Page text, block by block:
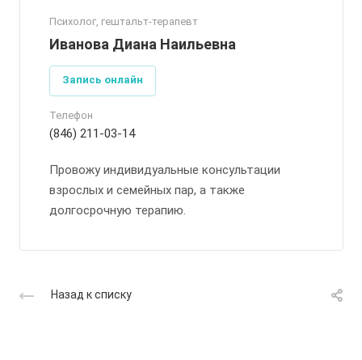
Психолог, гештальт-терапевт
Иванова Диана Наильевна
Запись онлайн
Телефон
(846) 211-03-14
Провожу индивидуальные консультации
взрослых и семейных пар, а также
долгосрочную терапию.
Назад к списку